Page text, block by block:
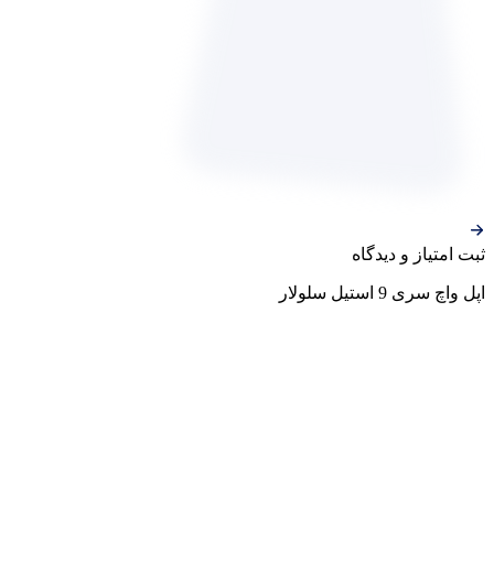
ثبت‌ امتیاز‌ و‌ دیدگاه
اپل واچ سری 9 استیل سلولار